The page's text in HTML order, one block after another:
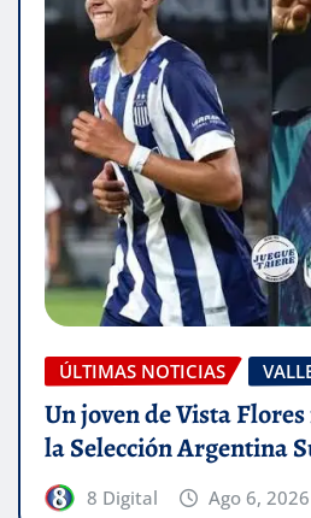
ÚLTIMAS NOTICIAS
Un joven de Vista
la Selección Argentina
8 Digital Ago 6, 2026